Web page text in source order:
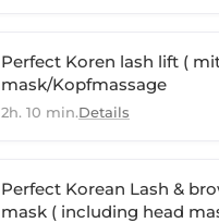
Perfect Koren lash lift (
mask/Kopfmassage
2h. 10 min.Details
Perfect Korean Lash &
mask ( including head